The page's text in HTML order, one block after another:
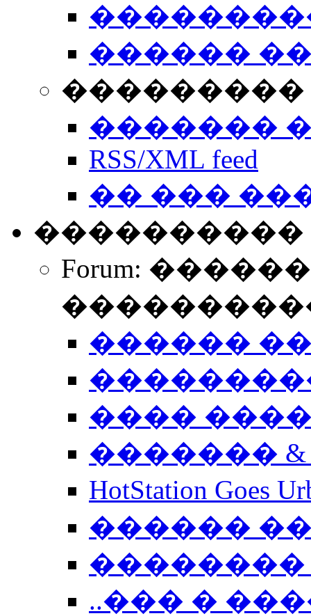
������
���������
�������
RSS/XML feed
�� ���
����������
Forum:
������
����
�������
HotStation
������
��������
..��� �